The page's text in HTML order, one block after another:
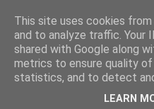
This site uses cookies
and to analyze traffic. Your
shared with Google along
metrics to ensure quality
statistics, and to detect
LEARN